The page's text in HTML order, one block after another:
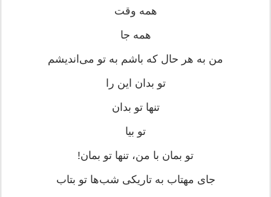
همه وقت
همه جا
من به هر حال که باشم به تو می‌اندیشم
تو بدان این را
تنها تو بدان
تو بیا
تو بمان با من، تنها تو بمان!
جای مهتاب به تاریکی شب‌ها تو بتاب